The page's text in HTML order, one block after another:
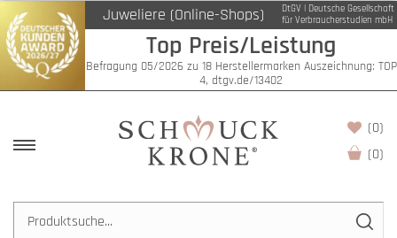
Juweliere (Online-Shops)
DtGV | Deutsche Gesellschaft
für Verbraucherstudien mbH
Top Preis/Leistung
Befragung 05/2026 zu 18 Herstellermarken Auszeichnung: TOP
4, dtgv.de/13402
(0)
(0)